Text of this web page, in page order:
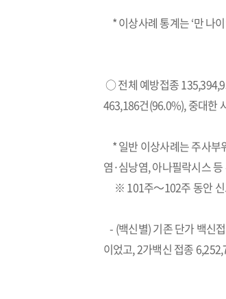
* 이상사례 통계는 ‘만 나
○ 전체 예방접종
463,186건(96.0%), 중대한
* 일반 이상사례는 주사부
염·심낭염, 아나필락시스
※ 101주～102주 동안 신
- (백신별) 기존 단가 백신
이었고, 2가백신 접종